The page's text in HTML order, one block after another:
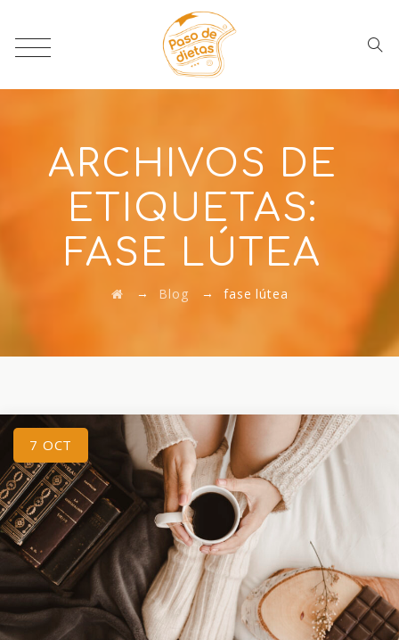
ARCHIVOS DE
ETIQUETAS:
FASE LÚTEA
→ Blog → fase lútea
7 OCT